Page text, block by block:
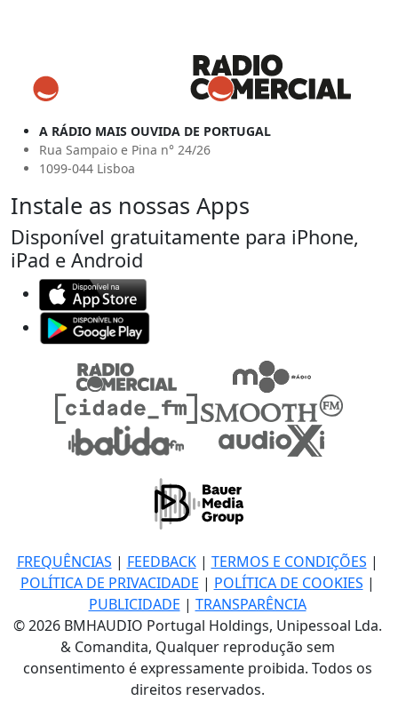
A RÁDIO MAIS OUVIDA DE PORTUGAL
Rua Sampaio e Pina n° 24/26
1099-044 Lisboa
Instale as nossas Apps
Disponível gratuitamente para iPhone,
iPad e Android
FREQUÊNCIAS | FEEDBACK| TERMOS E CONDIÇÕES |
POLÍTICA DE PRIVACIDADE | POLÍTICA DE COOKIES |
PUBLICIDADE | TRANSPARÊNCIA
© 2026 BMHAUDIO Portugal Holdings, Unipessoal Lda.
& Comandita, Qualquer reprodução sem
consentimento é expressamente proibida. Todos os
direitos reservados.